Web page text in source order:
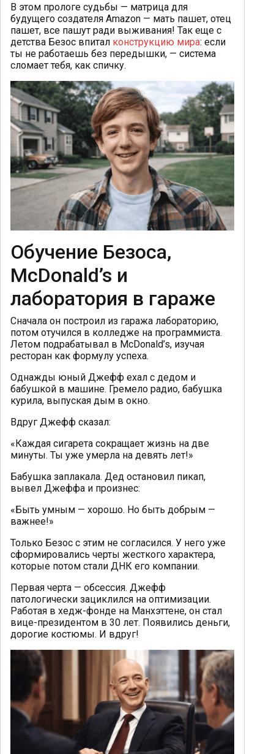
В этом прологе судьбы — матрица для
будущего создателя Amazon — мать пашет, отец
пашет, все пашут ради выживания! Так еще с
детства Безос впитал конструкцию мира: если
ты не работаешь без передышки, — система
сломает тебя, как спичку.
Обучение Безоса,
McDonald’s и
лаборатория в гараже
Сначала он построил из гаража лабораторию,
потом отучился в колледже на программиста.
Летом подрабатывал в McDonald’s, изучая
ресторан как формулу успеха.
Однажды юный Джефф ехал с дедом и
бабушкой в машине. Гремело радио, бабушка
курила, выпуская дым в окно.
Вдруг Джефф сказал:
«Каждая сигарета сокращает жизнь на две
минуты. Ты уже умерла на девять лет!»
Бабушка заплакала. Дед остановил пикап,
вывел Джеффа и произнес:
«Быть умным — хорошо. Но быть добрым —
важнее!»
Только Безос с этим не согласился. У него уже
сформировались черты жесткого характера,
которые потом стали ДНК его компании.
Первая черта — обсессия. Джефф
патологически зациклился на оптимизации.
Работая в хедж-фонде на Манхэттене, он стал
вице-президентом в 30 лет. Появились деньги,
дорогие костюмы. И вдруг!